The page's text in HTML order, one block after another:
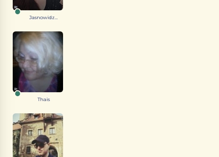
Jasnowidz...
Thais